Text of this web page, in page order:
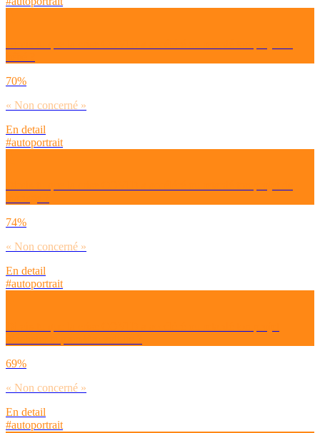
70%
« Non concerné »
En detail
#autoportrait
74%
« Non concerné »
En detail
#autoportrait
69%
« Non concerné »
En detail
#autoportrait